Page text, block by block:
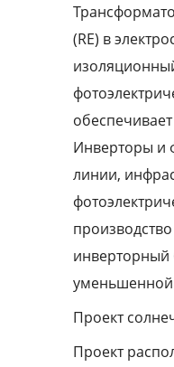
(RE) в
Инверторы и
линии,
инверторный
уменьшенной
Проект
Проект